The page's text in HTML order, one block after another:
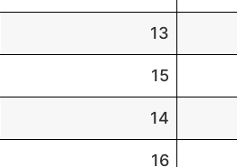
13
15
14
16